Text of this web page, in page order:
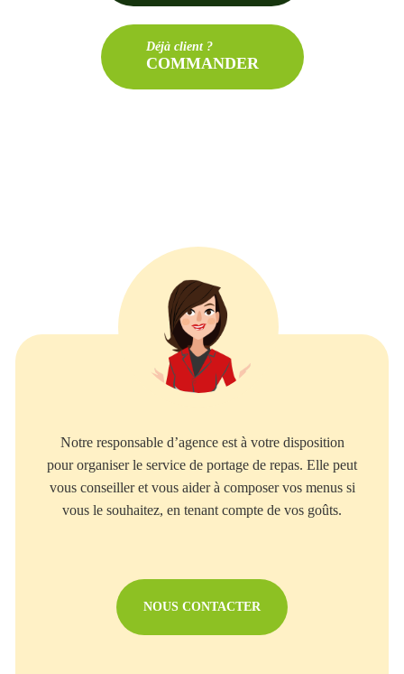
Déjà client ?
COMMANDER
Notre responsable d’agence est à votre disposition
pour organiser le service de portage de repas. Elle peut
vous conseiller et vous aider à composer vos menus si
vous le souhaitez, en tenant compte de vos goûts.
NOUS CONTACTER